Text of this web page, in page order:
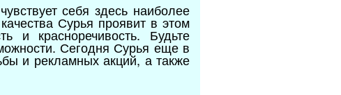
себя здесь наиболее
Сурья проявит в этом
и красноречивость. Будьте
Сегодня Сурья еще в
и рекламных акций, а также